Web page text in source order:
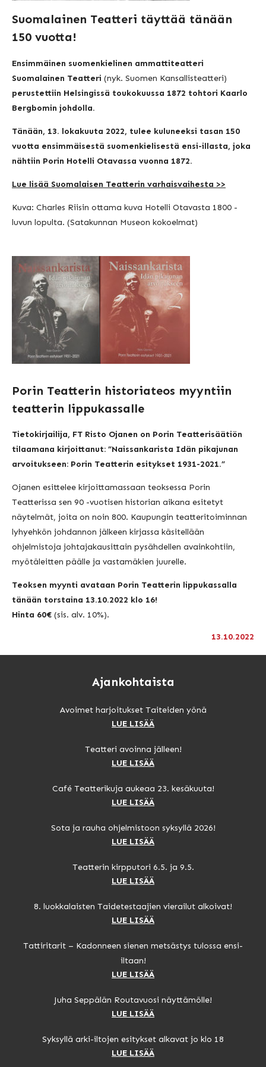
Ajankohtaista
Avoimet harjoitukset Taiteiden yönä
LUE LISÄÄ
Teatteri avoinna jälleen!
LUE LISÄÄ
Café Teatterikuja aukeaa 23. kesäkuuta!
LUE LISÄÄ
Sota ja rauha ohjelmistoon syksyllä 2026!
LUE LISÄÄ
Teatterin kirpputori 6.5. ja 9.5.
LUE LISÄÄ
8. luokkalaisten Taidetestaajien vierailut alkoivat!
LUE LISÄÄ
Tattiritarit – Kadonneen sienen metsästys tulossa ensi-
iltaan!
LUE LISÄÄ
Juha Seppälän Routavuosi näyttämölle!
LUE LISÄÄ
Syksyllä arki-iltojen esitykset alkavat jo klo 18
LUE LISÄÄ
Suomalainen Teatteri täyttää tänään
150 vuotta!
Ensimmäinen suomenkielinen ammattiteatteri
Suomalainen Teatteri (nyk. Suomen Kansallisteatteri)
perustettiin Helsingissä toukokuussa 1872 tohtori Kaarlo
Bergbomin johdolla.
Tänään, 13. lokakuuta 2022, tulee kuluneeksi tasan 150
vuotta ensimmäisestä suomenkielisestä ensi-illasta, joka
nähtiin Porin Hotelli Otavassa vuonna 1872.
Lue lisää Suomalaisen Teatterin varhaisvaihesta >>
Kuva: Charles Riisin ottama kuva Hotelli Otavasta 1800 -
luvun lopulta. (Satakunnan Museon kokoelmat)
Porin Teatterin historiateos myyntiin
teatterin lippukassalle
Tietokirjailija, FT Risto Ojanen on Porin Teatterisäätiön
tilaamana kirjoittanut: ”Naissankarista Idän pikajunan
arvoitukseen: Porin Teatterin esitykset 1931-2021.”
Ojanen esittelee kirjoittamassaan teoksessa Porin
Teatterissa sen 90 -vuotisen historian aikana esitetyt
näytelmät, joita on noin 800. Kaupungin teatteritoiminnan
lyhyehkön johdannon jälkeen kirjassa käsitellään
ohjelmistoja johtajakausittain pysähdellen avainkohtiin,
myötäleitten päälle ja vastamäkien juurelle.
Teoksen myynti avataan Porin Teatterin lippukassalla
tänään torstaina 13.10.2022 klo 16!
Hinta 60€ (sis. alv. 10%).
13.10.2022